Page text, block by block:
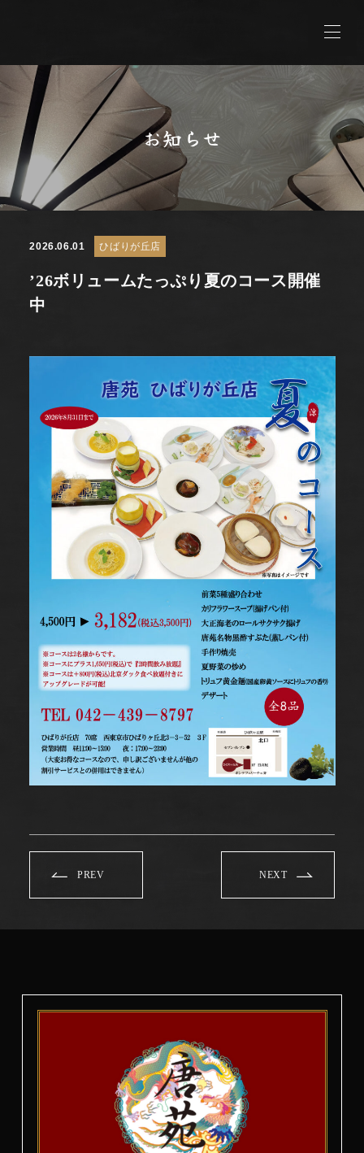
お知らせ
2026.06.01 ひばりが丘店
’26ボリュームたっぷり夏のコース開催
中
PREV NEXT